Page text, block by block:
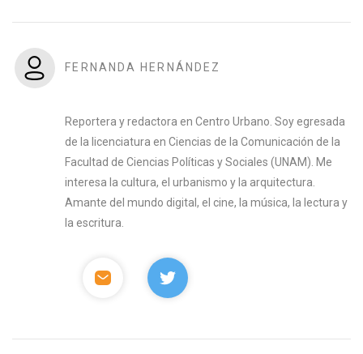
FERNANDA HERNÁNDEZ
Reportera y redactora en Centro Urbano. Soy egresada
de la licenciatura en Ciencias de la Comunicación de la
Facultad de Ciencias Políticas y Sociales (UNAM). Me
interesa la cultura, el urbanismo y la arquitectura.
Amante del mundo digital, el cine, la música, la lectura y
la escritura.